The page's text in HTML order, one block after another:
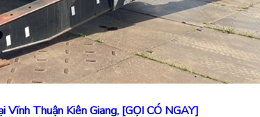
Vĩnh Thuận Kiên Giang, [GỌI CÓ NGAY]